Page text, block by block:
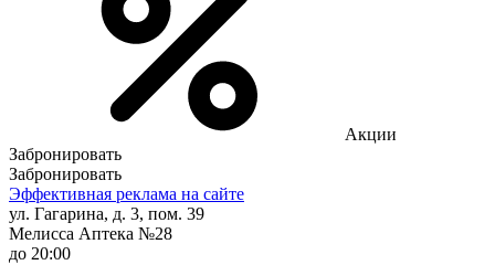
Акции
Забронировать
Забронировать
Эффективная реклама на сайте
ул. Гагарина, д. 3, пом. 39
Мелисса Аптека №28
до 20:00